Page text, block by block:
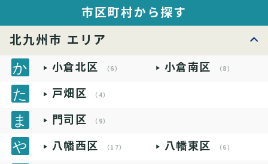
市区町村から探す
北九州市 エリア
小倉北区 （6） 小倉南区 （8）
戸畑区 （4）
門司区 （9）
八幡西区 （17） 八幡東区 （6）